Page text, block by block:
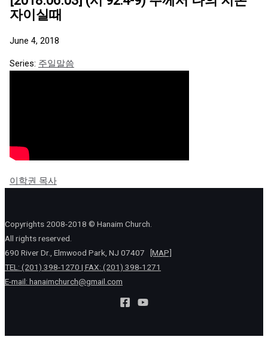
자이실때
June 4, 2018
Series: 주일말씀
이학권 목사
Copyrights 2008-2018 © Hanaim Church.
All rights reserved.
690 River Dr., Elmwood Park, NJ 07407
[MAP]
TEL: (201) 398-1270 | FAX: (201) 398-1271
E-mail: hanaimchurch@gmail.com